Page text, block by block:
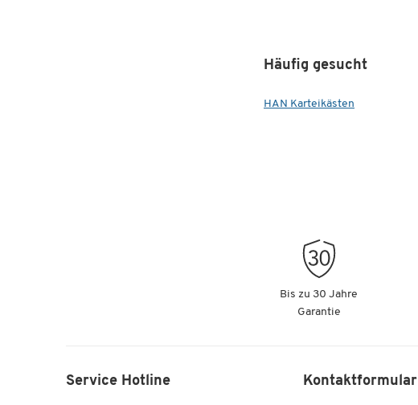
Häufig gesucht
HAN Karteikästen
Bis zu 30 Jahre
Garantie
Service Hotline Kontaktformular